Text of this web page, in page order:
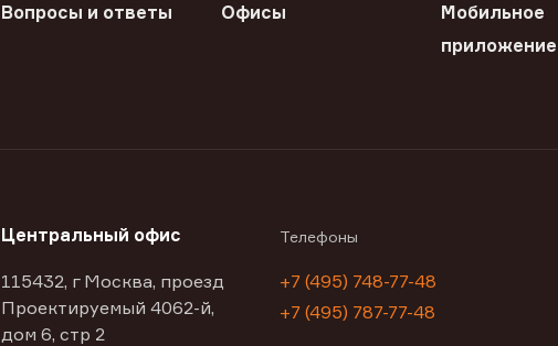
Вопросы и ответы Офисы
Мобильное
приложение
Центральный офис
115432, г Москва, проезд
Проектируемый 4062-й,
дом 6, стр 2
Телефоны
+7 (495) 748-77-48
+7 (495) 787-77-48